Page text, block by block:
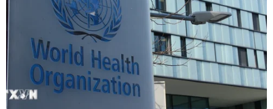
năm ở Estonia trong xây dựng Chính phủ số, xã
hội số và công dân số. Trong quá trình triển
khai hệ thống này, Estonia cũng gặp nhiều vấn
đề về định danh, khả năng tiếp cận dữ liệu của
cá nhân, doanh nghiệp, những vấn đề liên quan
mạng xã hội... Từ đó, Estonia xác định được